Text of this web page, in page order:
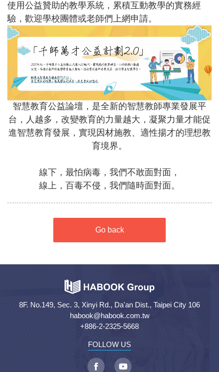
使用公益贊助的教學系統，累積互動教學的實務經
驗，歡迎學校團體或老師們上網申請。
智慧教育公益論壇，是全新的智慧教師專業發展平
台，人越多，改變教育的力量越大，凝聚力量才能促
進智慧教育發展，實現因材施教、適性揚才的理想教
育境界。
線下，最怕病毒，我們不敢面對面，
線上，百毒不侵，我們隨時面對面。
Go back
8F. No.149, Sec. 3, Xinyi Rd., Da'an Dist., Taipei City 106
habook@habook.com.tw
+886-2-2325-5668
FOLLOW US